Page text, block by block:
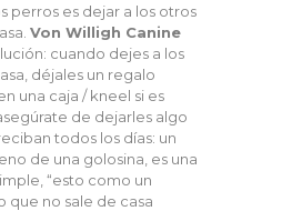
perros es dejar a los otros
Von Willigh Canine
cuando dejes a los
déjales un regalo
una caja / kneel si es
de dejarles algo
todos los días: un
de una golosina, es una
“esto como un
que no sale de casa